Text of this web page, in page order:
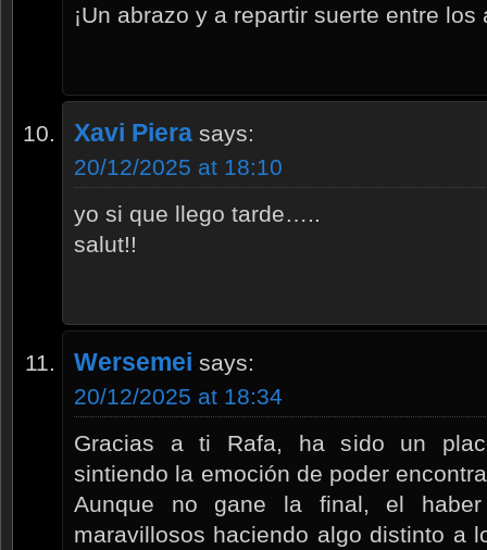
¡Un abrazo y a repartir suerte entre los
Xavi Piera says:
20/12/2025 at 18:10
yo si que llego tarde…..
salut!!
Wersemei says:
20/12/2025 at 18:34
Gracias a ti Rafa, ha sido un
sintiendo la emoción de poder
Aunque no gane la final, el haber
maravillosos haciendo algo distinto a